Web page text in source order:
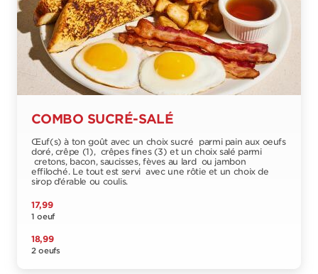
COMBO SUCRÉ-SALÉ
Œuf(s) à ton goût avec un choix sucré parmi pain aux oeufs
doré, crêpe (1), crêpes fines (3) et un choix salé parmi
cretons, bacon, saucisses, fèves au lard ou jambon
effiloché. Le tout est servi avec une rôtie et un choix de
sirop d’érable ou coulis.
17,99
1 oeuf
18,99
2 oeufs